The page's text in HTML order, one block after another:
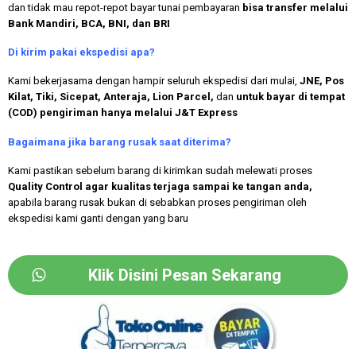
dan tidak mau repot-repot bayar tunai pembayaran bisa transfer melalui
Bank Mandiri, BCA, BNI, dan BRI
Di kirim pakai ekspedisi apa?
Kami bekerjasama dengan hampir seluruh ekspedisi dari mulai, JNE, Pos
Kilat, Tiki, Sicepat, Anteraja, Lion Parcel, dan untuk bayar di tempat
(COD) pengiriman hanya melalui J&T Express
Bagaimana jika barang rusak saat diterima?
Kami pastikan sebelum barang di kirimkan sudah melewati proses
Quality Control agar kualitas terjaga sampai ke tangan anda,
apabila barang rusak bukan di sebabkan proses pengiriman oleh
ekspedisi kami ganti dengan yang baru
Klik Disini Pesan Sekarang